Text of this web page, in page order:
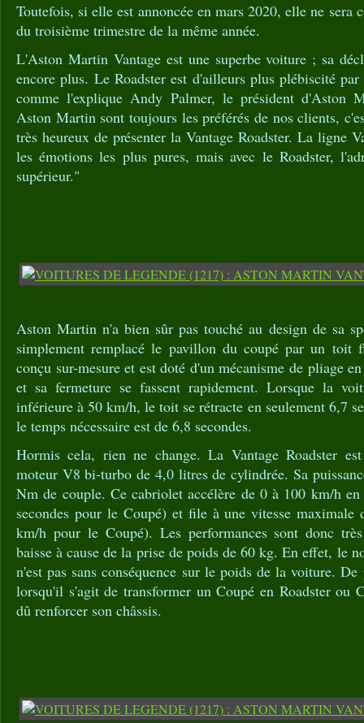
Toutefois, si elle est annoncée en mars 2020, elle ne sera
du troisième trimestre de la même année.
L'Aston Martin Vantage est une superbe voiture ; sa
encore plus. Le Roadster est d'ailleurs plus plébiscité
comme l'explique Andy Palmer, le président
Aston Martin sont toujours les préférés de nos clients,
très heureux de présenter la Vantage Roadster. La ligne
les émotions les plus pures, mais avec le Roadster,
supérieur."
Aston Martin n'a bien sûr pas touché au design de sa
simplement remplacé le pavillon du coupé par un toit
conçu sur-mesure et est doté d'un mécanisme de pliage
et sa fermeture se fassent rapidement. Lorsque la
inférieure à 50 km/h, le toit se rétracte en seulement 6,7
le temps nécessaire est de 6,8 secondes.
Hormis cela, rien ne change. La Vantage Roadster
moteur V8 bi-turbo de 4,0 litres de cylindrée. Sa
Nm de couple. Ce cabriolet accélère de 0 à 100 km/h
secondes pour le Coupé) et file à une vitesse
km/h pour le Coupé). Les performances sont donc
baisse à cause de la prise de poids de 60 kg. En effet, le
n'est pas sans conséquence sur le poids de la voiture.
lorsqu'il s'agit de transformer un Coupé en Roadster ou
dû renforcer son châssis.